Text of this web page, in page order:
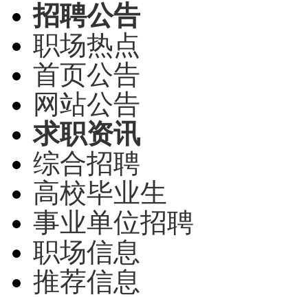
招聘公告
职场热点
首页公告
网站公告
求职资讯
综合招聘
高校毕业生
事业单位招聘
职场信息
推荐信息